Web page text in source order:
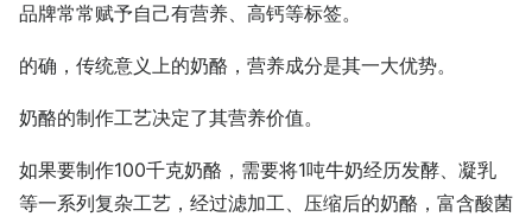
品牌常常赋予自己有营养、高钙等标签。
的确，传统意义上的奶酪，营养成分是其一大优势。
奶酪的制作工艺决定了其营养价值。
如果要制作100千克奶酪，需要将1吨牛奶经历发酵、凝乳
等一系列复杂工艺，经过滤加工、压缩后的奶酪，富含酸菌